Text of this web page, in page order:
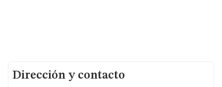
Dirección y contacto